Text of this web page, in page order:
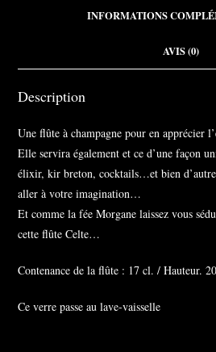
INFORMATIONS
AVIS (0)
Description
Une flûte à champagne pour en apprécier
Elle servira également et ce d’une façon
élixir, kir breton, cocktails…et bien d’autre
aller à votre imagination…
Et comme la fée Morgane laissez vous
cette flûte Celte…
Contenance de la flûte : 17 cl. / Hauteur.
Ce verre passe au lave-vaisselle